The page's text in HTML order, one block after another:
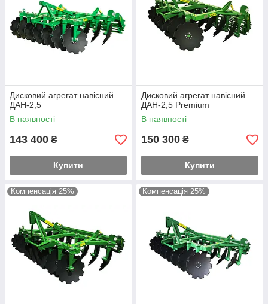
Дисковий агрегат навісний
ДАН-2,5
В наявності
143 400 ₴
Купити
Дисковий агрегат навісний
ДАН-2,5 Premium
В наявності
150 300 ₴
Купити
Компенсація 25% Компенсація 25%